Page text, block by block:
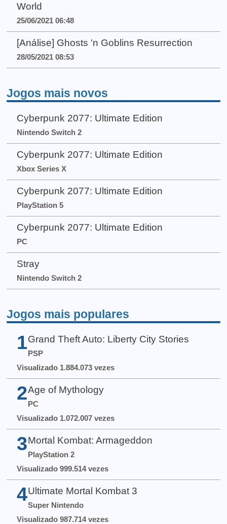
World
25/06/2021 06:48
[Análise] Ghosts 'n Goblins Resurrection
28/05/2021 08:53
Jogos mais novos
Cyberpunk 2077: Ultimate Edition
Nintendo Switch 2
Cyberpunk 2077: Ultimate Edition
Xbox Series X
Cyberpunk 2077: Ultimate Edition
PlayStation 5
Cyberpunk 2077: Ultimate Edition
PC
Stray
Nintendo Switch 2
Jogos mais populares
1 Grand Theft Auto: Liberty City Stories
PSP
Visualizado 1.884.073 vezes
2 Age of Mythology
PC
Visualizado 1.072.007 vezes
3 Mortal Kombat: Armageddon
PlayStation 2
Visualizado 999.514 vezes
4 Ultimate Mortal Kombat 3
Super Nintendo
Visualizado 987.714 vezes